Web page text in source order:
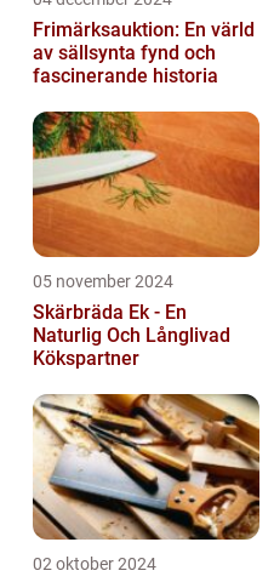
Frimärksauktion: En värld
av sällsynta fynd och
fascinerande historia
05 november 2024
Skärbräda Ek - En
Naturlig Och Långlivad
Kökspartner
02 oktober 2024